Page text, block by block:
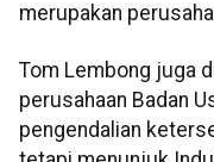
merupakan
Tom Lembong juga
perusahaan Badan
pengendalian